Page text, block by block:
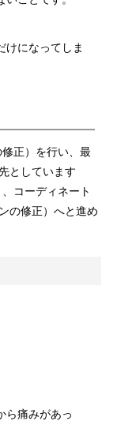
けになってしま
正）を行い、最
としています
コーディネート
の修正）へと進め
ら痛みがあっ